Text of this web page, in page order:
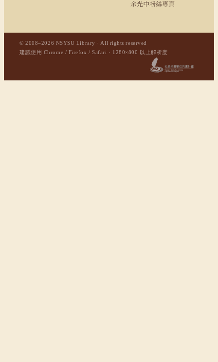
余光中粉絲專頁
© 2008–2026 NSYSU Library · All rights reserved
建議使用 Chrome / Firefox / Safari · 1280×800 以上解析度